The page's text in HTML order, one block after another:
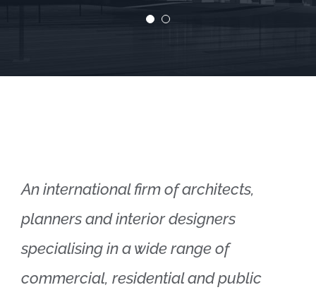
An international firm of architects,
planners and interior designers
specialising in a wide range of
commercial, residential and public